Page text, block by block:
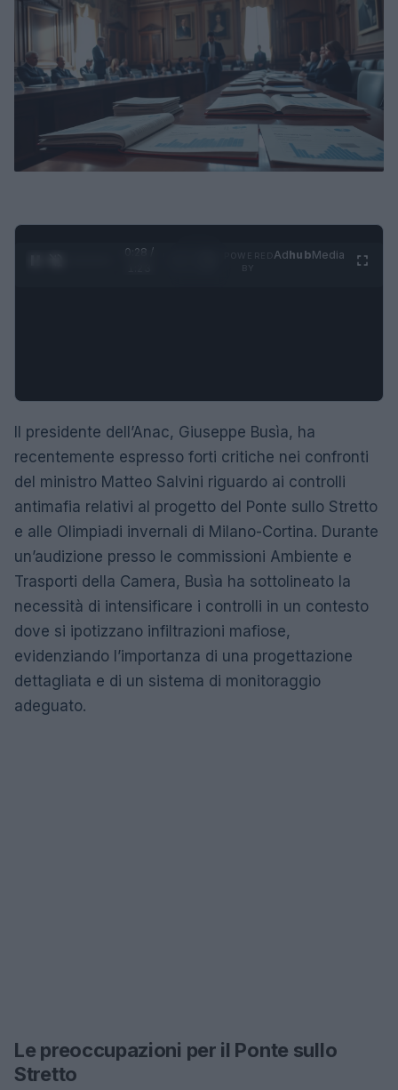
0:28 /
AdhubMedia
Il presidente dell’Anac, Giuseppe Busìa, ha
recentemente espresso forti critiche nei confronti
del ministro Matteo Salvini riguardo ai controlli
antimafia relativi al progetto del Ponte sullo Stretto
e alle Olimpiadi invernali di Milano-Cortina. Durante
un’audizione presso le commissioni Ambiente e
Trasporti della Camera, Busìa ha sottolineato la
necessità di intensificare i controlli in un contesto
dove si ipotizzano infiltrazioni mafiose,
evidenziando l’importanza di una progettazione
dettagliata e di un sistema di monitoraggio
adeguato.
Le preoccupazioni per il Ponte sullo
Stretto